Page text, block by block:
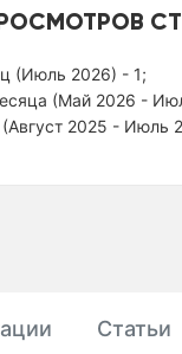
(Июль 2026) - 1;
(Май 2026 -
(Август 2025 - Июль
Статьи